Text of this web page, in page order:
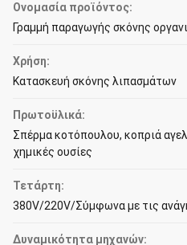
Ονομασία προϊόντος:
Γραμμή παραγωγής σκόνης
Χρήση:
Κατασκευή σκόνης λιπασμάτων
Πρωτοϋλικά:
Σπέρμα κοτόπουλου, κοπριά
χημικές ουσίες
Τετάρτη:
380V/220V/Σύμφωνα με τις
Δυναμικότητα μηχανών: